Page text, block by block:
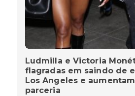
Ludmilla e Victoria
flagradas em saindo de
Los Angeles e
parceria